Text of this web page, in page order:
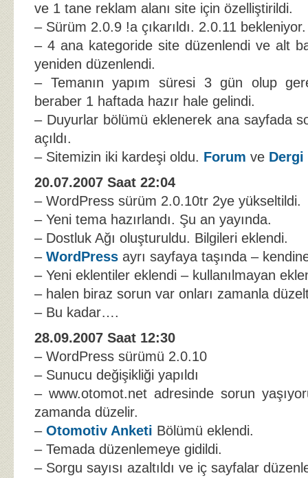
ve 1 tane reklam alanı site için özelliştirildi.
– Sürüm 2.0.9 !a çıkarıldı. 2.0.11 bekleniyor.
– 4 ana kategoride site düzenlendi ve alt
yeniden düzenlendi.
– Temanın yapım süresi 3 gün olup
beraber 1 haftada hazır hale gelindi.
– Duyurlar bölümü eklenerek ana sayfada
açıldı.
– Sitemizin iki kardeşi oldu. Forum ve Dergi
20.07.2007 Saat 22:04
– WordPress sürüm 2.0.10tr 2ye yükseltildi.
– Yeni tema hazırlandı. Şu an yayında.
– Dostluk Ağı oluşturuldu. Bilgileri eklendi.
– WordPress ayrı sayfaya taşında –
– Yeni eklentiler eklendi – kullanılmayan
– halen biraz sorun var onları zamanla
– Bu kadar….
28.09.2007 Saat 12:30
– WordPress sürümü 2.0.10
– Sunucu değişikliği yapıldı
– www.otomot.net adresinde sorun
zamanda düzelir.
– Otomotiv Anketi Bölümü eklendi.
– Temada düzenlemeye gidildi.
– Sorgu sayısı azaltıldı ve iç sayfalar